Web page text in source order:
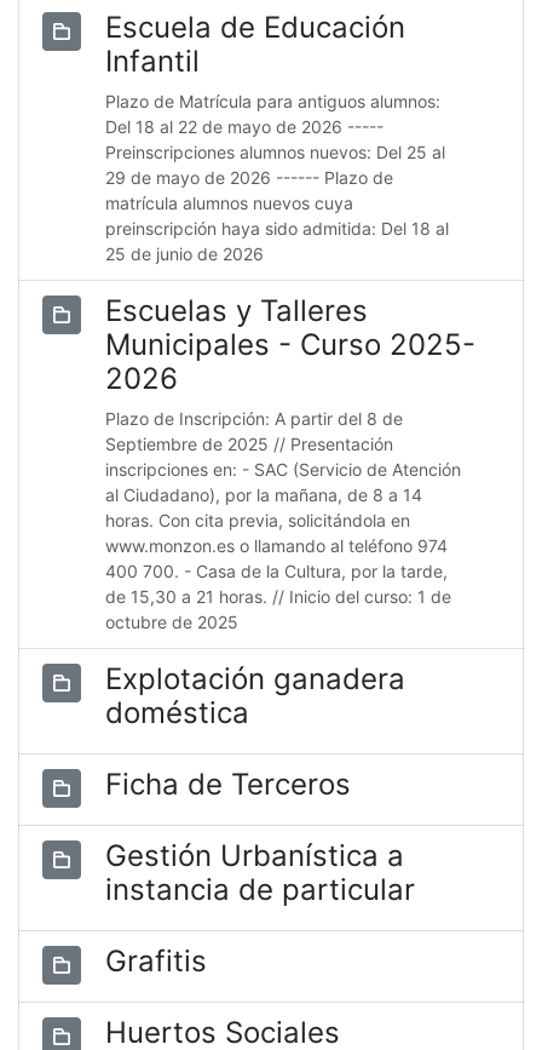
Escuela de Educación
Infantil
Plazo de Matrícula para antiguos alumnos:
Del 18 al 22 de mayo de 2026 -----
Preinscripciones alumnos nuevos: Del 25 al
29 de mayo de 2026 ------ Plazo de
matrícula alumnos nuevos cuya
preinscripción haya sido admitida: Del 18 al
25 de junio de 2026
Escuelas y Talleres
Municipales - Curso 2025-
2026
Plazo de Inscripción: A partir del 8 de
Septiembre de 2025 // Presentación
inscripciones en: - SAC (Servicio de Atención
al Ciudadano), por la mañana, de 8 a 14
horas. Con cita previa, solicitándola en
www.monzon.es o llamando al teléfono 974
400 700. - Casa de la Cultura, por la tarde,
de 15,30 a 21 horas. // Inicio del curso: 1 de
octubre de 2025
Explotación ganadera
doméstica
Ficha de Terceros
Gestión Urbanística a
instancia de particular
Grafitis
Huertos Sociales